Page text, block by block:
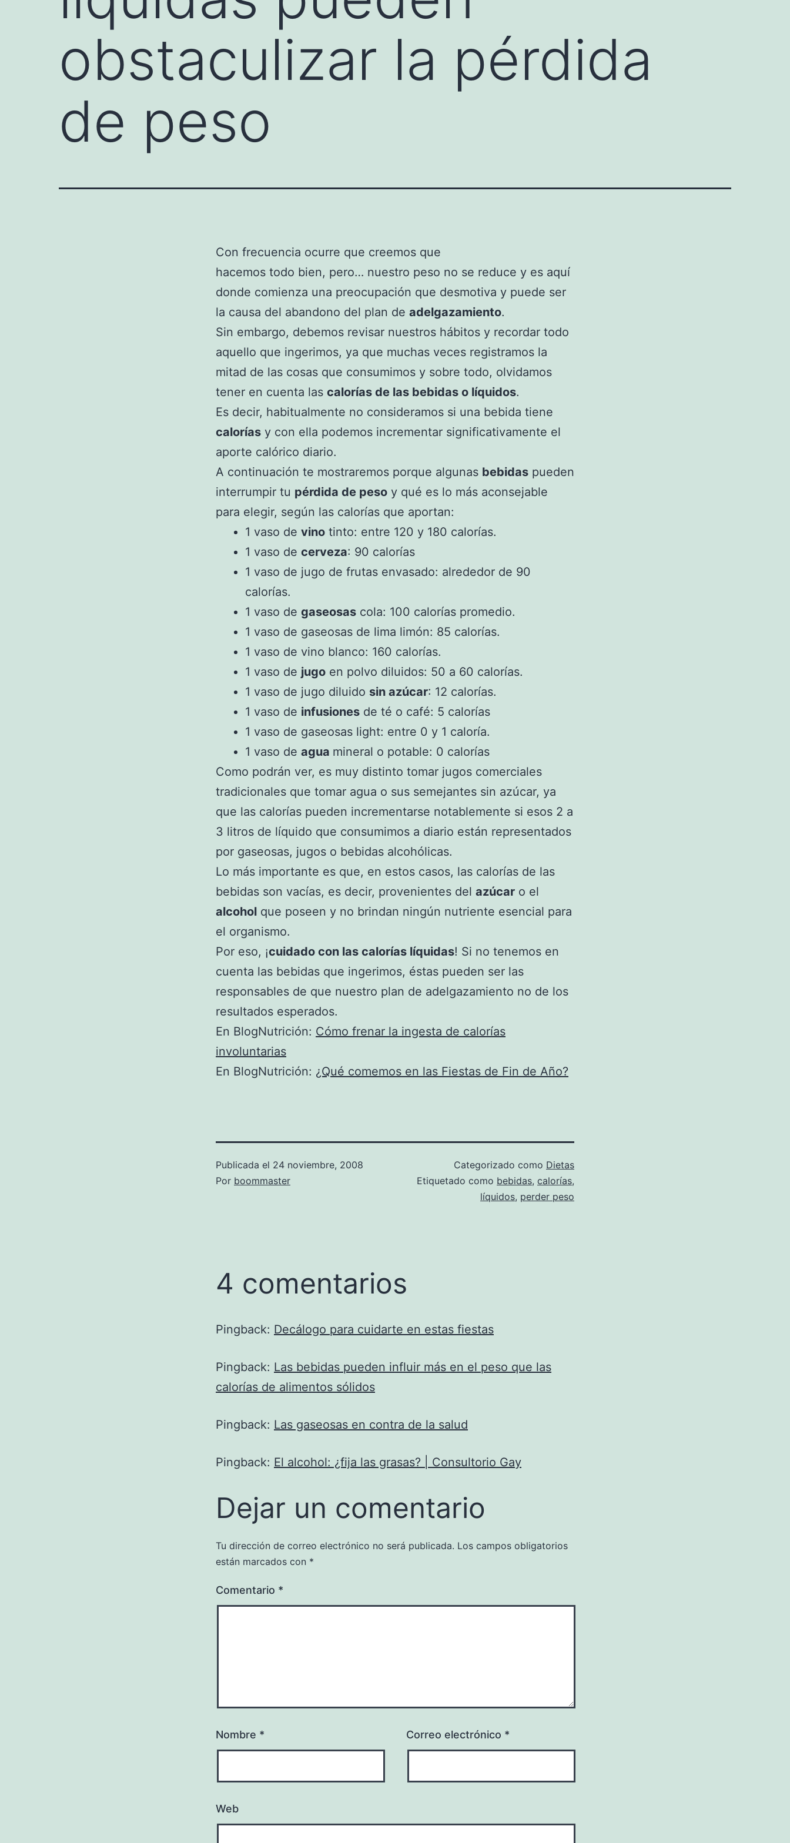
obstaculizar la pérdida
de peso
Con frecuencia ocurre que creemos que
hacemos todo bien, pero… nuestro peso no se reduce y es aquí
donde comienza una preocupación que desmotiva y puede ser
la causa del abandono del plan de adelgazamiento.
Sin embargo, debemos revisar nuestros hábitos y recordar todo
aquello que ingerimos, ya que muchas veces registramos la
mitad de las cosas que consumimos y sobre todo, olvidamos
tener en cuenta las calorías de las bebidas o líquidos.
Es decir, habitualmente no consideramos si una bebida tiene
calorías y con ella podemos incrementar significativamente el
aporte calórico diario.
A continuación te mostraremos porque algunas bebidas pueden
interrumpir tu pérdida de peso y qué es lo más aconsejable
para elegir, según las calorías que aportan:
1 vaso de vino tinto: entre 120 y 180 calorías.
1 vaso de cerveza: 90 calorías
1 vaso de jugo de frutas envasado: alrededor de 90
calorías.
1 vaso de gaseosas cola: 100 calorías promedio.
1 vaso de gaseosas de lima limón: 85 calorías.
1 vaso de vino blanco: 160 calorías.
1 vaso de jugo en polvo diluidos: 50 a 60 calorías.
1 vaso de jugo diluido sin azúcar: 12 calorías.
1 vaso de infusiones de té o café: 5 calorías
1 vaso de gaseosas light: entre 0 y 1 caloría.
1 vaso de agua mineral o potable: 0 calorías
Como podrán ver, es muy distinto tomar jugos comerciales
tradicionales que tomar agua o sus semejantes sin azúcar, ya
que las calorías pueden incrementarse notablemente si esos 2 a
3 litros de líquido que consumimos a diario están representados
por gaseosas, jugos o bebidas alcohólicas.
Lo más importante es que, en estos casos, las calorías de las
bebidas son vacías, es decir, provenientes del azúcar o el
alcohol que poseen y no brindan ningún nutriente esencial para
el organismo.
Por eso, ¡cuidado con las calorías líquidas! Si no tenemos en
cuenta las bebidas que ingerimos, éstas pueden ser las
responsables de que nuestro plan de adelgazamiento no de los
resultados esperados.
En BlogNutrición: Cómo frenar la ingesta de calorías
involuntarias
En BlogNutrición: ¿Qué comemos en las Fiestas de Fin de Año?
Publicada el 24 noviembre, 2008
Por boommaster
Categorizado como Dietas
Etiquetado como bebidas, calorías,
líquidos, perder peso
4 comentarios
Pingback: Decálogo para cuidarte en estas fiestas
Pingback: Las bebidas pueden influir más en el peso que las
calorías de alimentos sólidos
Pingback: Las gaseosas en contra de la salud
Pingback: El alcohol: ¿fija las grasas? | Consultorio Gay
Dejar un comentario
Tu dirección de correo electrónico no será publicada. Los campos obligatorios
están marcados con *
Comentario *
Nombre * Correo electrónico *
Web